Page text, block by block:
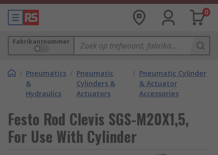
0
Fabrikantnummer
/ Pneumatics
&
Hydraulics
/ Pneumatic
Cylinders &
Actuators
/ Pneumatic Cylinder
& Actuator
Accessories
Festo Rod Clevis SGS-M20X1,5,
For Use With Cylinder